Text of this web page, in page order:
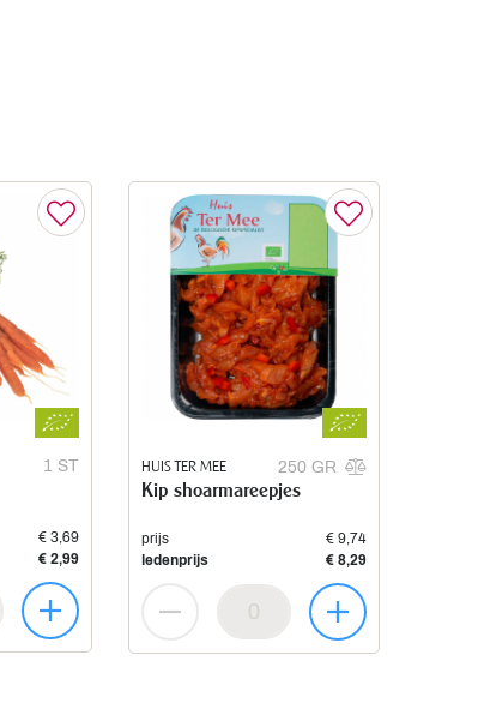
1 ST
€ 3,69
€ 2,99
HUIS TER MEE 250 GR
Kip shoarmareepjes
prijs
€ 9,74
ledenprijs
€ 8,29